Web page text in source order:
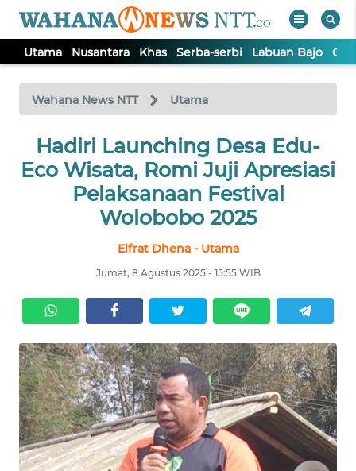
Utama Nusantara Khas Serba-serbi Labuan Bajo
Wahana News NTT Utama
Hadiri Launching Desa Edu-
Eco Wisata, Romi Juji Apresiasi
Pelaksanaan Festival
Wolobobo 2025
Elfrat Dhena - Utama
Jumat, 8 Agustus 2025 - 15:55 WIB
TV
Tutup
UTAMA
NUSANTARA
SERBI
LABUAN
BAJO
OPINI
Informasi